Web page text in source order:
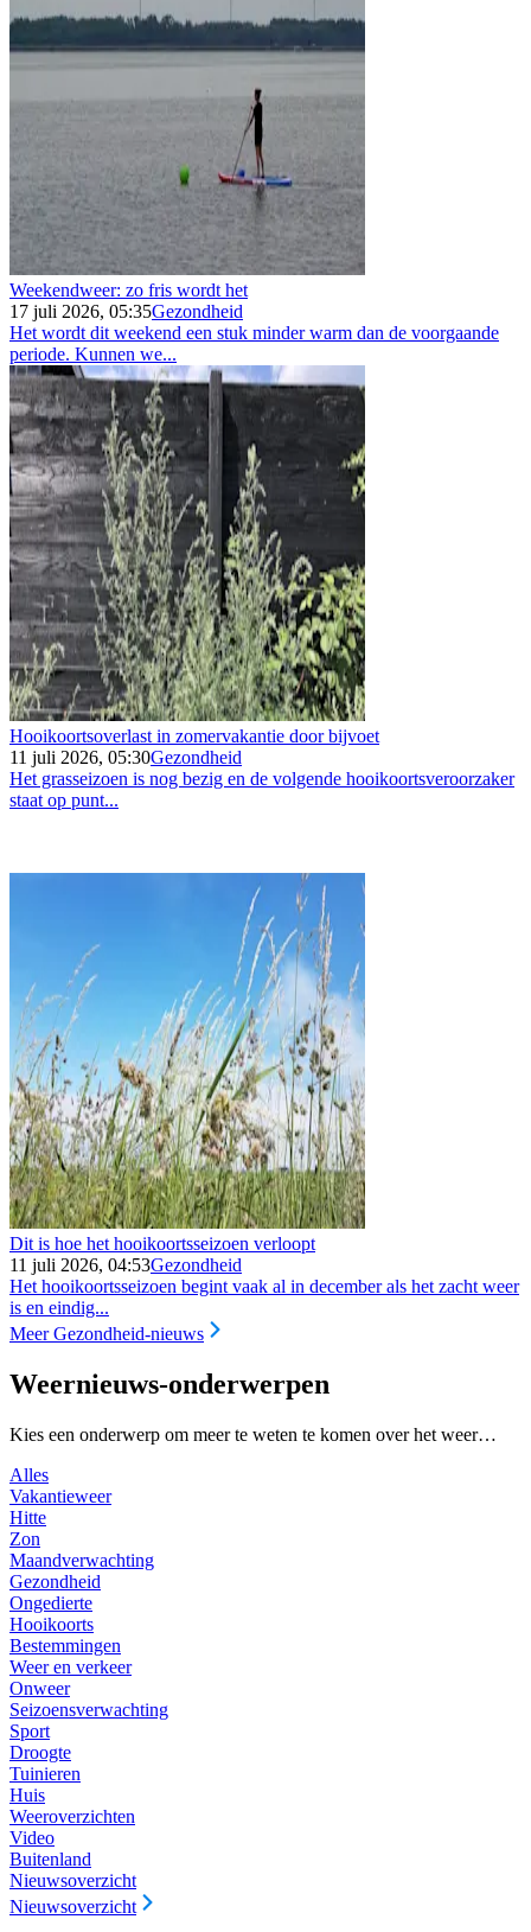
Weekendweer: zo fris wordt het
17 juli 2026, 05:35Gezondheid
Het wordt dit weekend een stuk minder warm dan de voorgaande
periode. Kunnen we...
Hooikoortsoverlast in zomervakantie door bijvoet
11 juli 2026, 05:30Gezondheid
Het grasseizoen is nog bezig en de volgende hooikoortsveroorzaker
staat op punt...
Dit is hoe het hooikoortsseizoen verloopt
11 juli 2026, 04:53Gezondheid
Het hooikoortsseizoen begint vaak al in december als het zacht weer
is en eindig...
Meer Gezondheid-nieuws
Weernieuws-onderwerpen
Kies een onderwerp om meer te weten te komen over het weer…
Alles
Vakantieweer
Hitte
Zon
Maandverwachting
Gezondheid
Ongedierte
Hooikoorts
Bestemmingen
Weer en verkeer
Onweer
Seizoensverwachting
Sport
Droogte
Tuinieren
Huis
Weeroverzichten
Video
Buitenland
Nieuwsoverzicht
Nieuwsoverzicht